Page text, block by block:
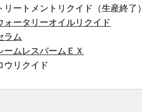
リートメントリクイド（生産終了）
ォータリーオイルリクイド
ラム
ームレスバームＥＸ
ウリクイド